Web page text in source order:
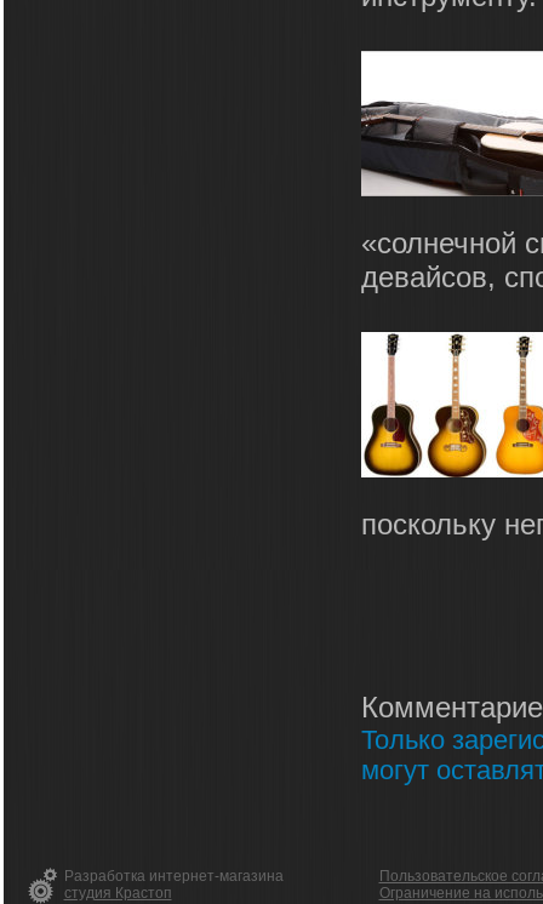
«солнечной
девайсов,
поскольку
Только
могут
Разработка интернет-магазина
студия Крастоп
Пользовательское
Ограничение на